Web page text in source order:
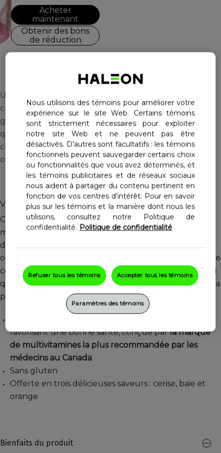
Une délicieuse façon de
cultiver une bonne santé
grâce à l’ajout de biotine,
qui favorise la santé des
cheveux, de la peau et des
ongles!
Acheter
maintenant
Obtenir des bons
de réduction
Vous aide à rester belle et en santé!
Centrum Multi + Beauté est une multivitamine aux
multiples bienfaits conçue pour contribuer au soutien
de la fonction immunitaire, de la vision, de la santé des
os et du métabolisme énergétique, grâce à un mélange
complexe de nutriments, dont les vitamines A et C ainsi
que la biotine, pour soutenir la santé des cheveux, de la
peau et des ongles
favorisant une bonne santé, conçue parla marque
de multivitamines la plus recommandée par les
médecins au Canada
Sans gluten
Offerte en trois délicieuses saveurs : cerise, baie et
orange
Bienfaits du produit
Nous utilisons des témoins pour améliorer votre
expérience sur le site Web. Certains témoins
sont strictement nécessaires pour exploiter
notre site Web et ne peuvent pas être
désactivés. D’autres sont facultatifs : les témoins
fonctionnels peuvent sauvegarder certains choix
ou fonctionnalités que vous avez déterminés, et
les témoins publicitaires et de réseaux sociaux
nous aident à partager du contenu pertinent en
fonction de vos centres d’intérêt. Pour en savoir
plus sur les témoins et la manière dont nous les
utilisons, consultez notre Politique de
confidentialité. Politique de confidentialité
Refuser tous les témoins Accepter tous les témoins
Paramètres des témoins